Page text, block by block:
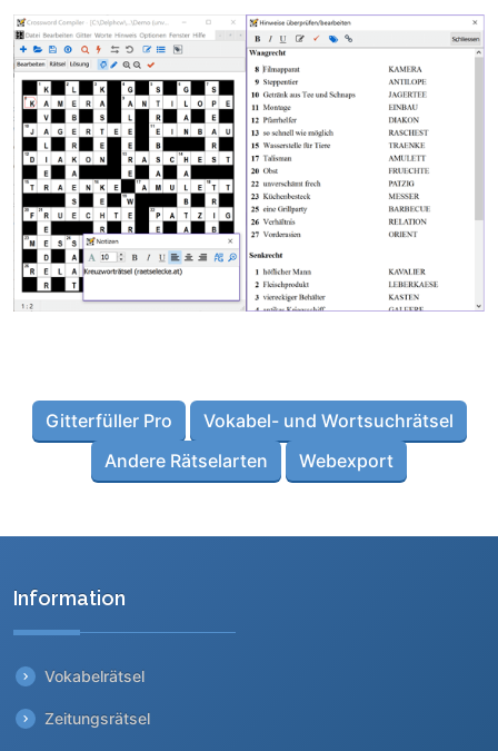
Gitterfüller Pro
Vokabel- und Wortsuchrätsel
Andere Rätselarten
Webexport
Information
Vokabelrätsel
Zeitungsrätsel